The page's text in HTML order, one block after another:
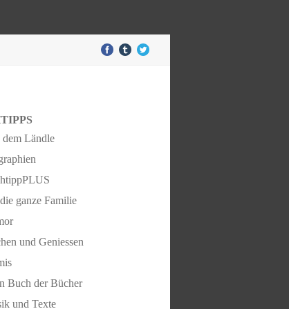
dem Ländle
ganze Familie
und Geniessen
Buch der Bücher
und Texte